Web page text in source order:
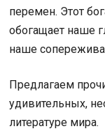
перемен. Этот
обогащает наше
наше
Предлагаем
удивительных,
литературе мира.